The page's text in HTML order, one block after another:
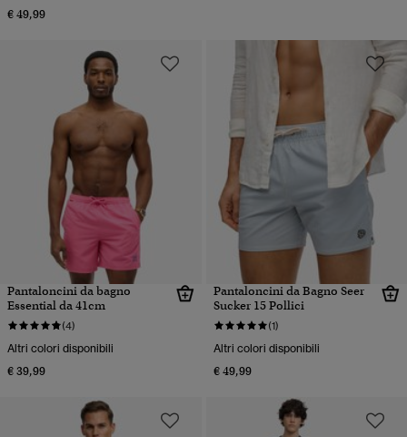
€ 49,99
Pantaloncini da bagno
Essential da 41cm
(4)
Altri colori disponibili
€ 39,99
Pantaloncini da Bagno Seer
Sucker 15 Pollici
(1)
Altri colori disponibili
€ 49,99